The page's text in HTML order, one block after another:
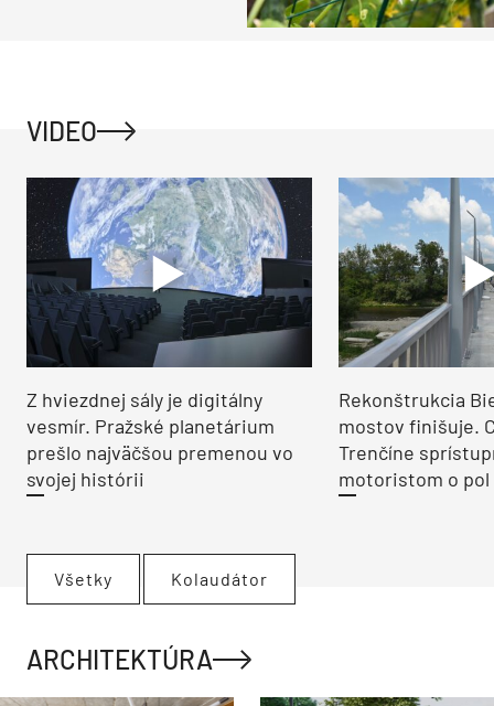
VIDEO
Z hviezdnej sály je digitálny
vesmír. Pražské planetárium
prešlo najväčšou premenou vo
svojej histórii
Rekonštrukcia
mostov finišuje.
Trenčíne
motoristom o pol
Všetky Kolaudátor
ARCHITEKTÚRA